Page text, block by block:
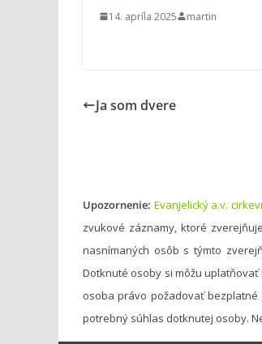
14. apríla 2025 martin
Ja som dvere
Upozornenie: Evanjelický a.v.
zvukové záznamy, ktoré
nasnímaných osôb s týmto
Dotknuté osoby si môžu
osoba právo požadovať
potrebný súhlas dotknutej osoby.